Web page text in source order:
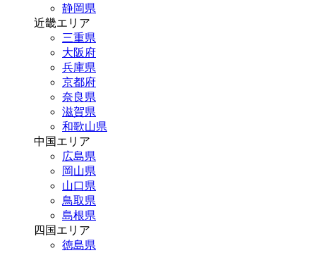
静岡県
近畿エリア
三重県
大阪府
兵庫県
京都府
奈良県
滋賀県
和歌山県
中国エリア
広島県
岡山県
山口県
鳥取県
島根県
四国エリア
徳島県